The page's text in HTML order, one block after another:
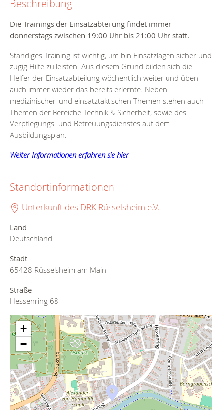
Beschreibung
Die Trainings der Einsatzabteilung findet immer
donnerstags zwischen 19:00 Uhr bis 21:00 Uhr statt.
Ständiges Training ist wichtig, um bin Einsatzlagen sicher und
zügig Hilfe zu leisten. Aus diesem Grund bilden sich die
Helfer der Einsatzabteilung wöchentlich weiter und üben
auch immer wieder das bereits erlernte. Neben
medizinischen und einsatztaktischen Themen stehen auch
Themen der Bereiche Technik & Sicherheit, sowie des
Verpflegungs- und Betreuungsdienstes auf dem
Ausbildungsplan.
Weiter Informationen erfahren sie hier
Standortinformationen
Unterkunft des DRK Rüsselsheim e.V.
Land
Deutschland
Stadt
65428 Rüsselsheim am Main
Straße
Hessenring 68
+
−